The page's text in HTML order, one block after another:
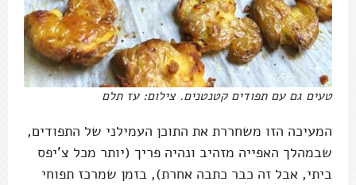
טעים גם עם תפודים קטנטנים. צילום: עז תלם
המעיכה הזו משחררת את התוכן העמילני של התפודים,
שבמהלך האפייה מזהיב ונהיה פריך (יותר מכל צ'יפס
ביתי, אבל זה כבר כתבה אחרת), בזמן שמרכז תפוחי